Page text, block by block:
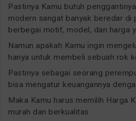
Pastinya Kamu butuh
modern sangat banyak beredar di
berbegai motif, model, dan harga
Namun apakah Kamu ingin
hanya untuk membeli sebuah rok
Pastinya sebagai seorang
bisa mengatur keuangannya
Maka Kamu harus memilih Harga
murah dan berkualitas.